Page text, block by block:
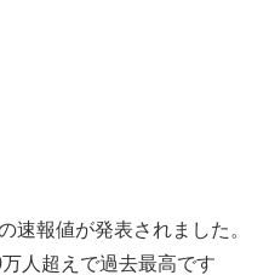
速報値が発表されました。
人超えで過去最高です